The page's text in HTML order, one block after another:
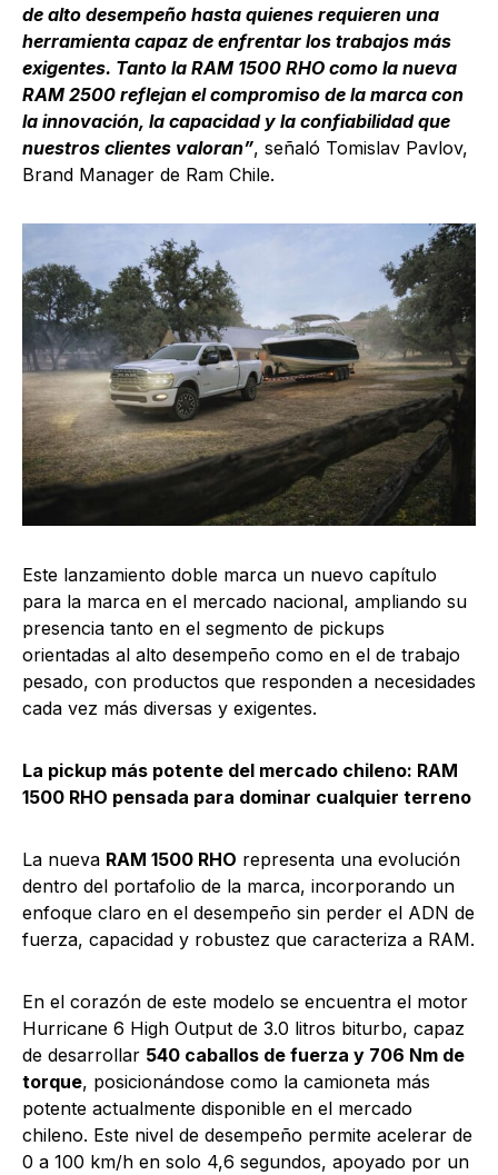
de alto desempeño hasta quienes requieren una
herramienta capaz de enfrentar los trabajos más
exigentes. Tanto la RAM 1500 RHO como la nueva
RAM 2500 reflejan el compromiso de la marca con
la innovación, la capacidad y la confiabilidad que
nuestros clientes valoran”, señaló Tomislav Pavlov,
Brand Manager de Ram Chile.
Este lanzamiento doble marca un nuevo capítulo
para la marca en el mercado nacional, ampliando su
presencia tanto en el segmento de pickups
orientadas al alto desempeño como en el de trabajo
pesado, con productos que responden a necesidades
cada vez más diversas y exigentes.
La pickup más potente del mercado chileno: RAM
1500 RHO pensada para dominar cualquier terreno
La nueva RAM 1500 RHO representa una evolución
dentro del portafolio de la marca, incorporando un
enfoque claro en el desempeño sin perder el ADN de
fuerza, capacidad y robustez que caracteriza a RAM.
En el corazón de este modelo se encuentra el motor
Hurricane 6 High Output de 3.0 litros biturbo, capaz
de desarrollar 540 caballos de fuerza y 706 Nm de
torque, posicionándose como la camioneta más
potente actualmente disponible en el mercado
chileno. Este nivel de desempeño permite acelerar de
0 a 100 km/h en solo 4,6 segundos, apoyado por un